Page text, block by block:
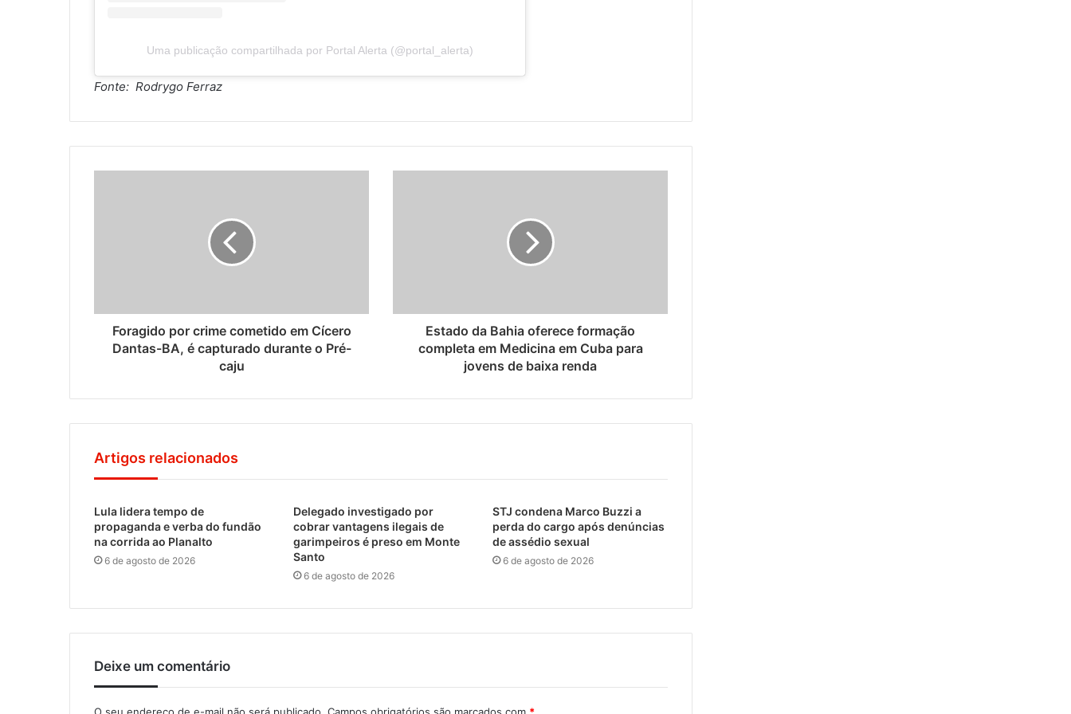
Uma publicação compartilhada por Portal Alerta (@portal_alerta)
Fonte: Rodrygo Ferraz
Foragido por crime cometido em Cícero
Dantas-BA, é capturado durante o Pré-
caju
Estado da Bahia oferece formação
completa em Medicina em Cuba para
jovens de baixa renda
Artigos relacionados
Lula lidera tempo de
propaganda e verba do fundão
na corrida ao Planalto
6 de agosto de 2026
Delegado investigado por
cobrar vantagens ilegais de
garimpeiros é preso em Monte
Santo
6 de agosto de 2026
STJ condena Marco Buzzi a
perda do cargo após denúncias
de assédio sexual
6 de agosto de 2026
Deixe um comentário